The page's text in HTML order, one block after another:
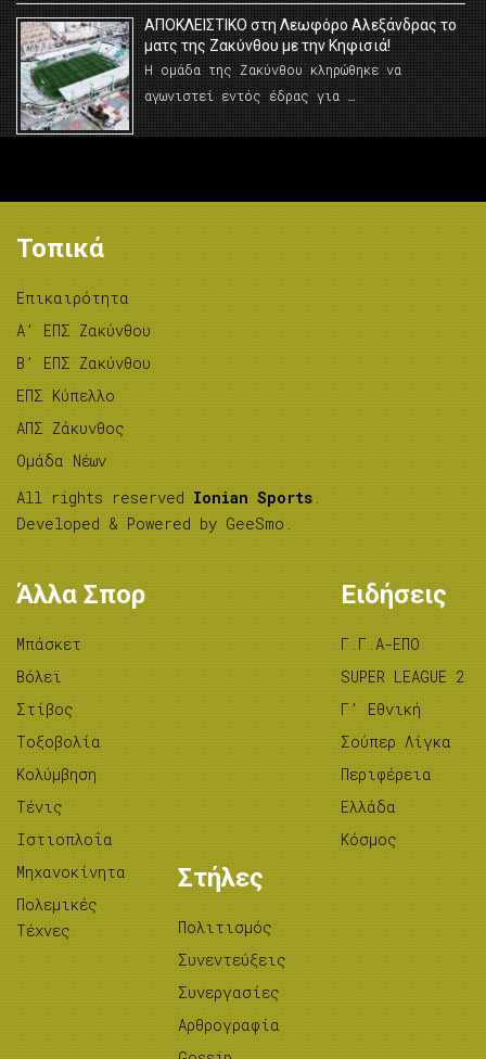
AΠΟΚΛΕΙΣΤΙΚΟ στη Λεωφόρο Αλεξάνδρας το
ματς της Ζακύνθου με την Κηφισιά!
Η ομάδα της Ζακύνθου κληρώθηκε να
αγωνιστεί εντός έδρας για …
Τοπικά
Επικαιρότητα
A’ ΕΠΣ Ζακύνθου
B’ ΕΠΣ Ζακύνθου
ΕΠΣ Κύπελλο
ΑΠΣ Ζάκυνθος
Ομάδα Νέων
All rights reserved Ionian Sports .
Developed & Powered by GeeSmo .
Άλλα Σπορ
Μπάσκετ
Βόλεϊ
Στίβος
Tοξοβολία
Κολύμβηση
Τένις
Ιστιοπλοΐα
Μηχανοκίνητα
Πολεμικές
Τέχνες
Ειδήσεις
Γ.Γ.Α-ΕΠΟ
SUPER LEAGUE 2
Γ’ Εθνική
Σούπερ Λίγκα
Περιφέρεια
Ελλάδα
Κόσμος
Στήλες
Πολιτισμός
Συνεντεύξεις
Συνεργασίες
Αρθρογραφία